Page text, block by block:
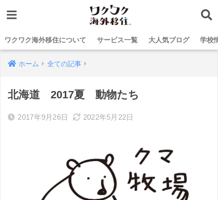
ワクワク海外移住について サービス一覧 大人気ブログ 学校
ホーム 全ての記事
北海道 2017夏 動物たち
2017年9月26日 2022年5月22日